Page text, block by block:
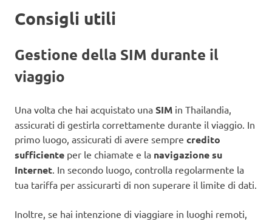
Consigli utili
Gestione della SIM durante il
viaggio
Una volta che hai acquistato una SIM in Thailandia,
assicurati di gestirla correttamente durante il viaggio. In
primo luogo, assicurati di avere sempre credito
sufficiente per le chiamate e la navigazione su
Internet. In secondo luogo, controlla regolarmente la
tua tariffa per assicurarti di non superare il limite di dati.
Inoltre, se hai intenzione di viaggiare in luoghi remoti,